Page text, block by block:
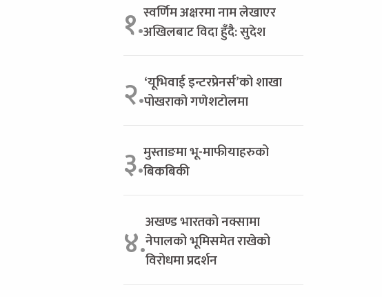
१.स्वर्णिम अक्षरमा नाम लेखाएर
अखिलबाट विदा हुँदै: सुदेश
२.‘यूभिवाई इन्टरप्रेनर्स’को शाखा
पोखराको गणेशटोलमा
३.मुस्ताङमा भू-माफीयाहरुको
बिकबिकी
४.अखण्ड भारतको नक्सामा
नेपालको भूमिसमेत राखेको
विरोधमा प्रदर्शन